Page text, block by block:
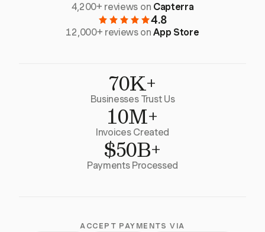
4,200+ reviews on Capterra
4.8
12,000+ reviews onApp Store
70K+
Businesses Trust Us
10M+
Invoices Created
$50B+
Payments Processed
ACCEPT PAYMENTS VIA